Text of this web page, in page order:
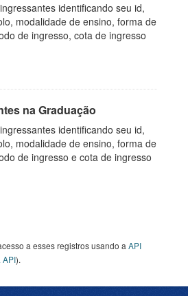
identificando seu id,
modalidade de ensino, forma de
de ingresso, cota de ingresso
na Graduação
identificando seu id,
modalidade de ensino, forma de
de ingresso e cota de ingresso
a esses registros usando a API
API).